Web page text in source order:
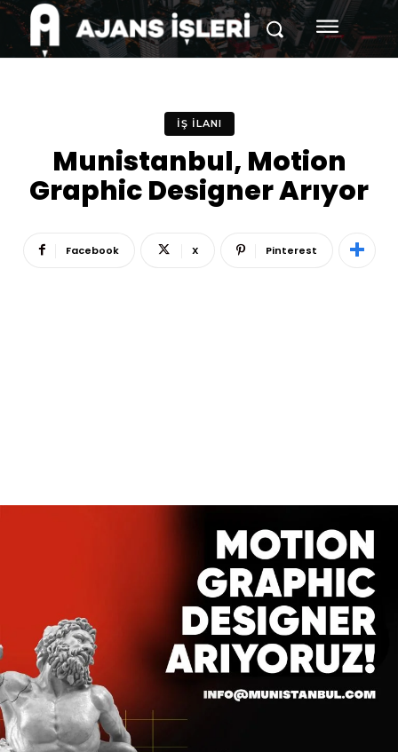
İŞ İLANI
Munistanbul, Motion
Graphic Designer Arıyor
Facebook X Pinterest